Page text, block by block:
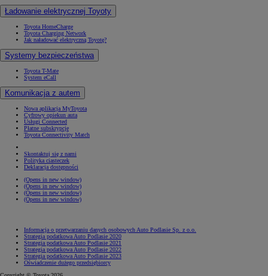
Ładowanie elektrycznej Toyoty
Toyota HomeCharge
Toyota Charging Network
Jak naładować elektryczną Toyotę?
Systemy bezpieczeństwa
Toyota T-Mate
System eCall
Komunikacja z autem
Nowa aplikacja MyToyota
Cyfrowy opiekun auta
Usługi Connected
Płatne subskrypcje
Toyota Connectivity Match
Skontaktuj się z nami
Polityka ciasteczek
Deklaracja dostępności
(Opens in new window)
(Opens in new window)
(Opens in new window)
(Opens in new window)
Informacja o przetwarzaniu danych osobowych Auto Podlasie Sp. z o.o.
Strategia podatkowa Auto Podlasie 2020
Strategia podatkowa Auto Podlasie 2021
Strategia podatkowa Auto Podlasie 2022
Strategia podatkowa Auto Podlasie 2023
Oświadczenie dużego przedsiębiorcy